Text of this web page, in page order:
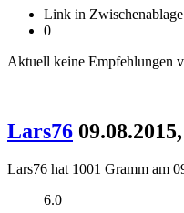
Link in
0
Aktuell keine Empfehlungen
Lars76
Lars76 hat 1001 Gramm am
6.0